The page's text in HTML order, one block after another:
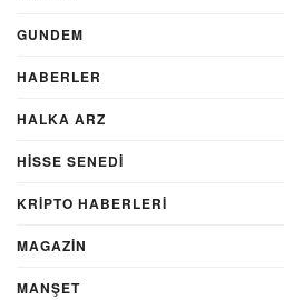
GUNDEM
HABERLER
HALKA ARZ
HİSSE SENEDİ
KRIPTO HABERLERI
MAGAZİN
MANŞET